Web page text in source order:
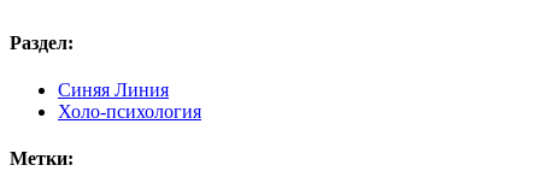
Раздел:
Синяя Линия
Холо-психология
Метки: